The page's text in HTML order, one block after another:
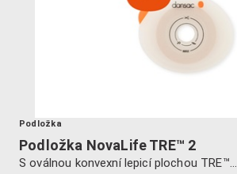
Podložka
Podložka NovaLife TRE™ 2
S oválnou konvexní lepicí plochou TRE™...